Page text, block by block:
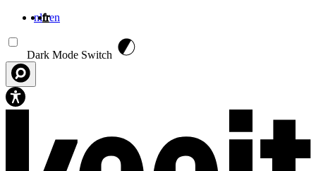
nlfren
Dark Mode Switch